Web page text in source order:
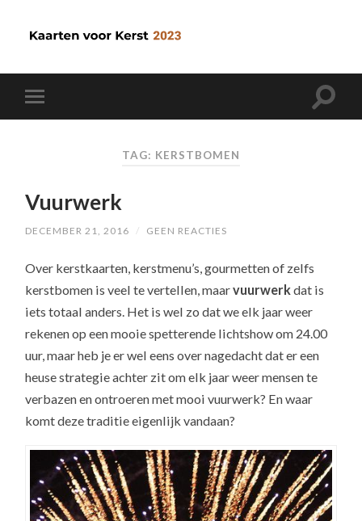
TAG: KERSTBOMEN
Vuurwerk
DECEMBER 21, 2016 / GEEN REACTIES
Over kerstkaarten, kerstmenu’s, gourmetten of zelfs
kerstbomen is veel te vertellen, maarvuurwerkdat is
iets totaal anders. Het is wel zo dat we elk jaar weer
rekenen op een mooie spetterende lichtshow om 24.00
uur, maar heb je er wel eens over nagedacht dat er een
heuse strategie achter zit om elk jaar weer mensen te
verbazen en ontroeren met mooi vuurwerk? En waar
komt deze traditie eigenlijk vandaan?